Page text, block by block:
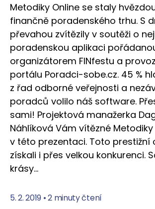
Metodiky Online se staly
finančně poradenského trhu. S
převahou zvítězily v soutěži o
poradenskou aplikaci
organizátorem FINfestu a
portálu Poradci-sobe.cz. 45 %
z řad odborné veřejnosti a
poradců volilo náš software.
sami! Projektová manažerka
Náhlíková Vám vítězné
v této prezentaci. Toto prestižní
získali i přes velkou konkurenci.
krásy…
5. 2. 2019 •2 minuty čtení